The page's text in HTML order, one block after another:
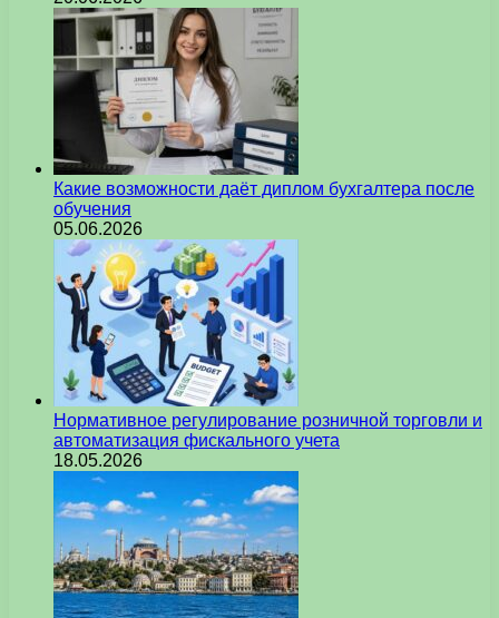
Какие возможности даёт диплом бухгалтера после
обучения
05.06.2026
Нормативное регулирование розничной торговли и
автоматизация фискального учета
18.05.2026